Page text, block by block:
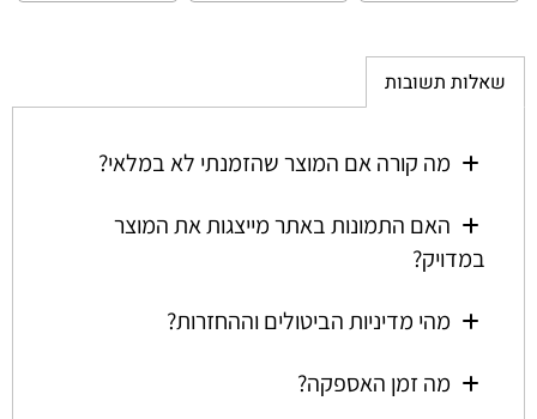
שאלות תשובות
מה קורה אם המוצר שהזמנתי לא במלאי?
האם התמונות באתר מייצגות את המוצר
במדויק?
מהי מדיניות הביטולים וההחזרות?
מה זמן האספקה?